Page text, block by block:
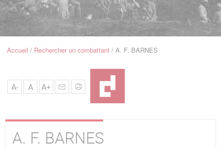
Navigation
FilAccueil Rechercher un combattant A. F. BARNES
A- A A+
A. F. BARNES